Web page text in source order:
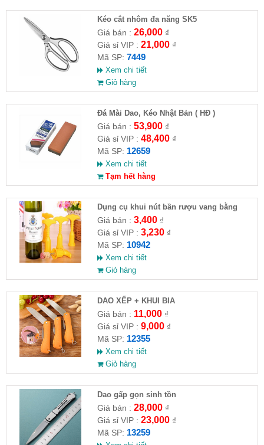
Kéo cắt nhôm đa năng SK5
Giá bán : 26,000₫
Giá sỉ VIP : 21,000₫
Mã SP: 7449
Xem chi tiết
Giỏ hàng
Đá Mài Dao, Kéo Nhật Bản ( HĐ )
Giá bán : 53,900₫
Giá sỉ VIP : 48,400₫
Mã SP: 12659
Xem chi tiết
Tạm hết hàng
Dụng cụ khui nút bần rượu vang bằng
nhựa
Giá bán : 3,400₫
Giá sỉ VIP : 3,230₫
Mã SP: 10942
Xem chi tiết
Giỏ hàng
DAO XẾP + KHUI BIA
Giá bán : 11,000₫
Giá sỉ VIP : 9,000₫
Mã SP: 12355
Xem chi tiết
Giỏ hàng
Dao gấp gọn sinh tồn
Giá bán : 28,000₫
Giá sỉ VIP : 23,000₫
Mã SP: 13259